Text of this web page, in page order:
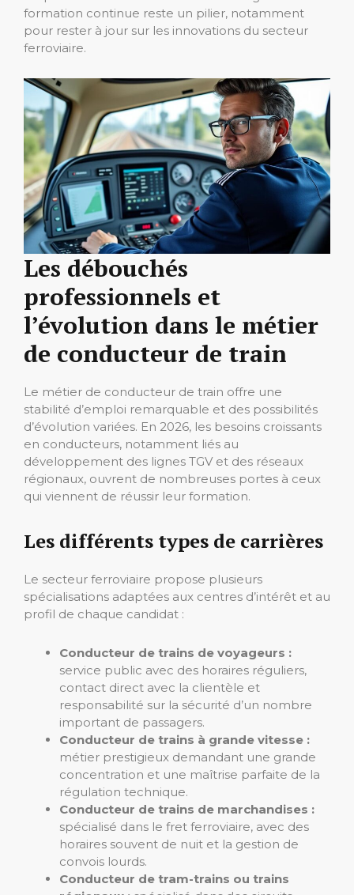
formation continue reste un pilier, notamment
pour rester à jour sur les innovations du secteur
ferroviaire.
Les débouchés
professionnels et
l’évolution dans le métier
de conducteur de train
Le métier de conducteur de train offre une
stabilité d’emploi remarquable et des possibilités
d’évolution variées. En 2026, les besoins croissants
en conducteurs, notamment liés au
développement des lignes TGV et des réseaux
régionaux, ouvrent de nombreuses portes à ceux
qui viennent de réussir leur formation.
Les différents types de carrières
Le secteur ferroviaire propose plusieurs
spécialisations adaptées aux centres d’intérêt et au
profil de chaque candidat :
Conducteur de trains de voyageurs :
service public avec des horaires réguliers,
contact direct avec la clientèle et
responsabilité sur la sécurité d’un nombre
important de passagers.
Conducteur de trains à grande vitesse :
métier prestigieux demandant une grande
concentration et une maîtrise parfaite de la
régulation technique.
Conducteur de trains de marchandises :
spécialisé dans le fret ferroviaire, avec des
horaires souvent de nuit et la gestion de
convois lourds.
Conducteur de tram-trains ou trains